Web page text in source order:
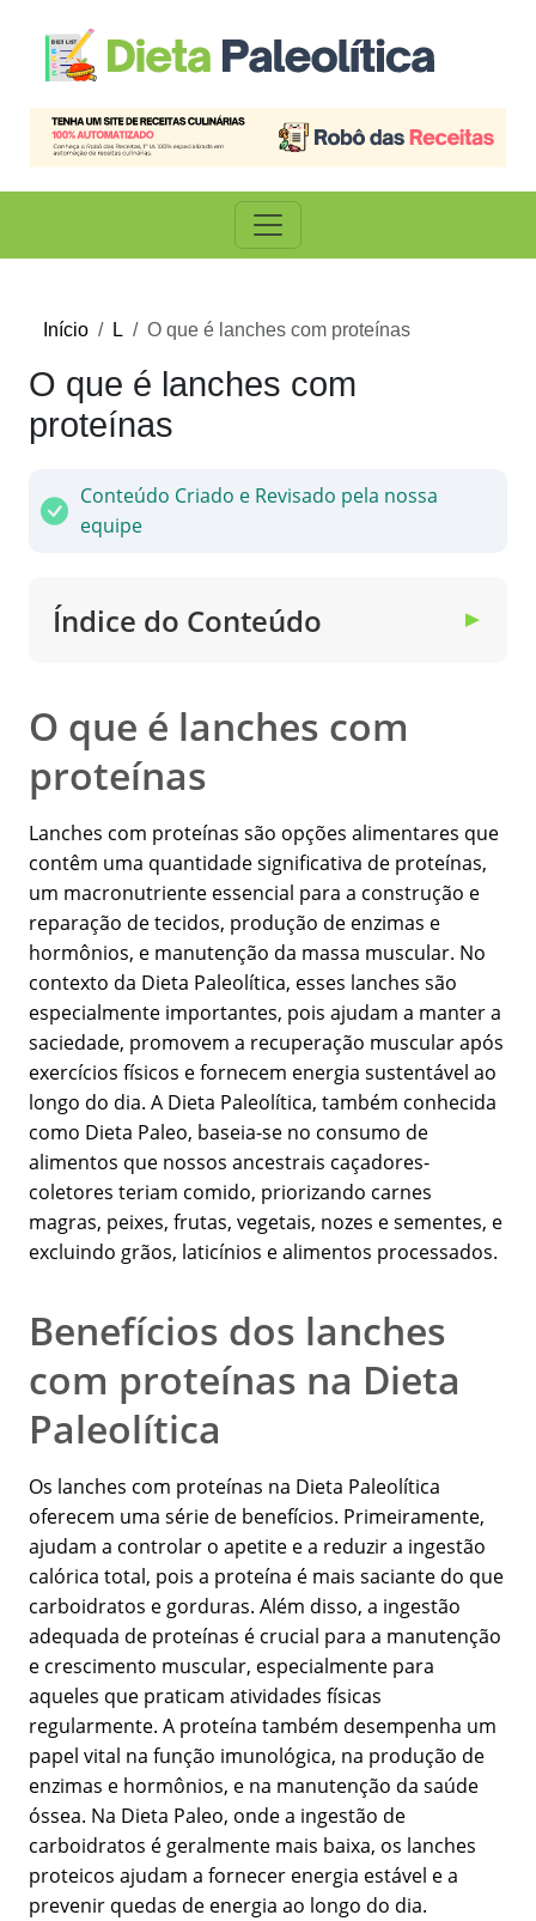
Início L O que é lanches com proteínas
O que é lanches com
proteínas
Conteúdo Criado e Revisado pela nossa
equipe
Índice do Conteúdo ▼
O que é lanches com
proteínas
Lanches com proteínas são opções alimentares que
contêm uma quantidade significativa de proteínas,
um macronutriente essencial para a construção e
reparação de tecidos, produção de enzimas e
hormônios, e manutenção da massa muscular. No
contexto da Dieta Paleolítica, esses lanches são
especialmente importantes, pois ajudam a manter a
saciedade, promovem a recuperação muscular após
exercícios físicos e fornecem energia sustentável ao
longo do dia. A Dieta Paleolítica, também conhecida
como Dieta Paleo, baseia-se no consumo de
alimentos que nossos ancestrais caçadores-
coletores teriam comido, priorizando carnes
magras, peixes, frutas, vegetais, nozes e sementes, e
excluindo grãos, laticínios e alimentos processados.
Benefícios dos lanches
com proteínas na Dieta
Paleolítica
Os lanches com proteínas na Dieta Paleolítica
oferecem uma série de benefícios. Primeiramente,
ajudam a controlar o apetite e a reduzir a ingestão
calórica total, pois a proteína é mais saciante do que
carboidratos e gorduras. Além disso, a ingestão
adequada de proteínas é crucial para a manutenção
e crescimento muscular, especialmente para
aqueles que praticam atividades físicas
regularmente. A proteína também desempenha um
papel vital na função imunológica, na produção de
enzimas e hormônios, e na manutenção da saúde
óssea. Na Dieta Paleo, onde a ingestão de
carboidratos é geralmente mais baixa, os lanches
proteicos ajudam a fornecer energia estável e a
prevenir quedas de energia ao longo do dia.